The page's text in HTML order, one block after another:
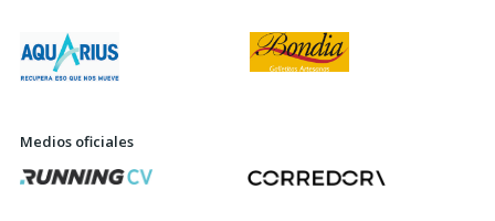
Medios oficiales